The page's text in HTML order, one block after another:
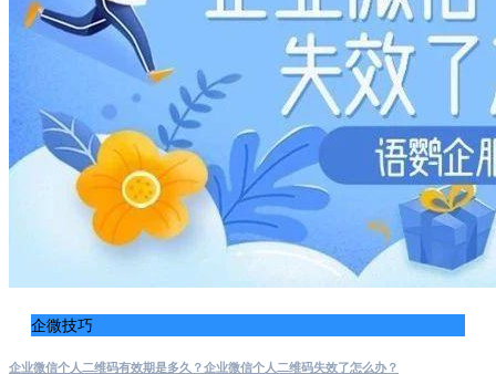
企微技巧
企业微信个人二维码有效期是多久？企业微信个人二维码失效了怎么办？